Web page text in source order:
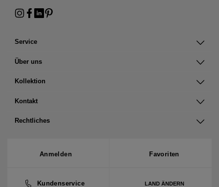
Service
Über uns
Kollektion
Kontakt
Rechtliches
Anmelden Favoriten
Kundenservice LAND ÄNDERN